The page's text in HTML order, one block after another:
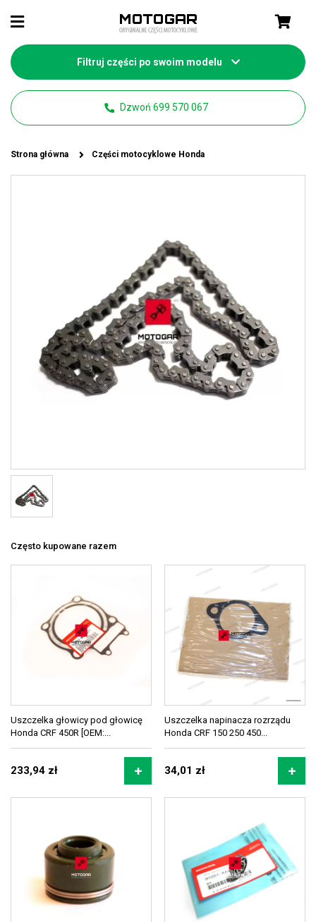
Filtruj części po swoim modelu
Dzwoń 699 570 067
Strona główna Części motocyklowe Honda
Często kupowane razem
Uszczelka głowicy pod głowicę
Honda CRF 450R [OEM:...
233,94 zł
Uszczelka napinacza rozrządu
Honda CRF 150 250 450...
34,01 zł